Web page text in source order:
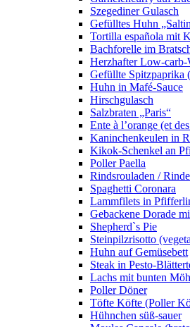
Szegediner Gulasch
Gefülltes Huhn
Tortilla española mit
Bachforelle im
Herzhafter Low-
Gefüllte Spitzpaprika
Huhn in Mafé-Sauce
Hirschgulasch
Salzbraten „Paris“
Ente à l’orange (et
Kaninchenkeulen in
Kikok-Schenkel an
Poller Paella
Rindsrouladen /
Spaghetti Coronara
Lammfilets in
Gebackene Dorade
Shepherd`s Pie
Steinpilzrisotto
Huhn auf Gemüsebett
Steak in Pesto-
Lachs mit bunten
Poller Döner
Töfte Köfte (Poller
Hühnchen süß-sauer